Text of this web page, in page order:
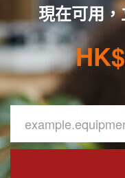
現在可用